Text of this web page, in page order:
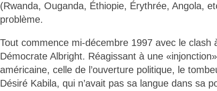
(Rwanda, Ouganda, Éthiopie, Érythrée, Angola,
problème.
Tout commence mi-décembre 1997 avec le clash
Démocrate Albright. Réagissant à une
américaine, celle de l’ouverture politique, le
Désiré Kabila, qui n’avait pas sa langue dans sa